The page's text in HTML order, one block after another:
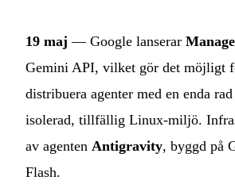
19 maj — Google lanserar
Gemini API, vilket gör det möjligt
distribuera agenter med en enda
isolerad, tillfällig Linux-miljö.
av agenten Antigravity, byggd på
Flash.